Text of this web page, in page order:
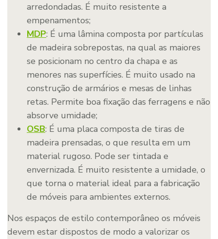
arredondadas. É muito resistente a
empenamentos;
MDP: É uma lâmina composta por partículas
de madeira sobrepostas, na qual as maiores
se posicionam no centro da chapa e as
menores nas superfícies. É muito usado na
construção de armários e mesas de linhas
retas. Permite boa fixação das ferragens e não
absorve umidade;
OSB: É uma placa composta de tiras de
madeira prensadas, o que resulta em um
material rugoso. Pode ser tintada e
envernizada. É muito resistente a umidade, o
que torna o material ideal para a fabricação
de móveis para ambientes externos.
Nos espaços de estilo contemporâneo os móveis
devem estar dispostos de modo a valorizar os